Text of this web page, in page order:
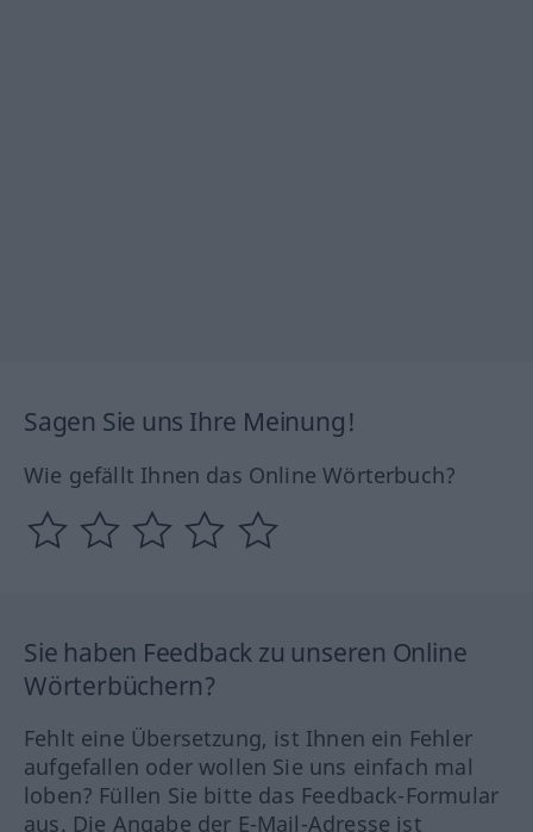
Sagen Sie uns Ihre Meinung!
Wie gefällt Ihnen das Online Wörterbuch?
Sie haben Feedback zu unseren Online
Wörterbüchern?
Fehlt eine Übersetzung, ist Ihnen ein Fehler
aufgefallen oder wollen Sie uns einfach mal
loben? Füllen Sie bitte das Feedback-Formular
aus. Die Angabe der E-Mail-Adresse ist